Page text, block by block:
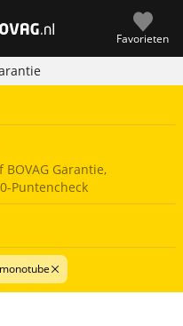
Favorieten
Garantie,
Puntencheck